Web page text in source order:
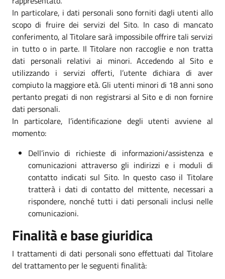
In particolare, i dati personali sono forniti dagli utenti allo
scopo di fruire dei servizi del Sito. In caso di mancato
conferimento, al Titolare sarà impossibile offrire tali servizi
in tutto o in parte. Il Titolare non raccoglie e non tratta
dati personali relativi ai minori. Accedendo al Sito e
utilizzando i servizi offerti, l’utente dichiara di aver
compiuto la maggiore età. Gli utenti minori di 18 anni sono
pertanto pregati di non registrarsi al Sito e di non fornire
dati personali.
In particolare, l’identificazione degli utenti avviene al
momento:
Dell’invio di richieste di informazioni/assistenza e
comunicazioni attraverso gli indirizzi e i moduli di
contatto indicati sul Sito. In questo caso il Titolare
tratterà i dati di contatto del mittente, necessari a
rispondere, nonché tutti i dati personali inclusi nelle
comunicazioni.
Finalità e base giuridica
I trattamenti di dati personali sono effettuati dal Titolare
del trattamento per le seguenti finalità: